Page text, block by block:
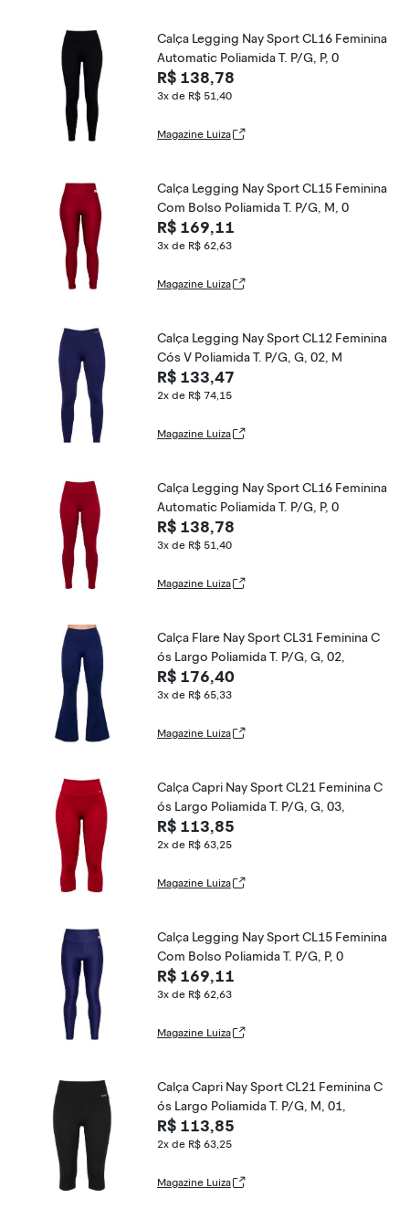
Calça Legging Nay Sport CL16 Feminina
Automatic Poliamida T. P/G, P, 0
R$ 138,78
3x de R$ 51,40
Magazine Luiza
Calça Legging Nay Sport CL15 Feminina
Com Bolso Poliamida T. P/G, M, 0
R$ 169,11
3x de R$ 62,63
Magazine Luiza
Calça Legging Nay Sport CL12 Feminina
Cós V Poliamida T. P/G, G, 02, M
R$ 133,47
2x de R$ 74,15
Magazine Luiza
Calça Legging Nay Sport CL16 Feminina
Automatic Poliamida T. P/G, P, 0
R$ 138,78
3x de R$ 51,40
Magazine Luiza
Calça Flare Nay Sport CL31 Feminina C
ós Largo Poliamida T. P/G, G, 02,
R$ 176,40
3x de R$ 65,33
Magazine Luiza
Calça Capri Nay Sport CL21 Feminina C
ós Largo Poliamida T. P/G, G, 03,
R$ 113,85
2x de R$ 63,25
Magazine Luiza
Calça Legging Nay Sport CL15 Feminina
Com Bolso Poliamida T. P/G, P, 0
R$ 169,11
3x de R$ 62,63
Magazine Luiza
Calça Capri Nay Sport CL21 Feminina C
ós Largo Poliamida T. P/G, M, 01,
R$ 113,85
2x de R$ 63,25
Magazine Luiza